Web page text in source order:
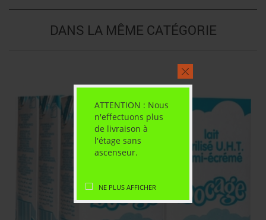
ATTENTION : Nous
n'effectuons plus
de livraison à
l'étage sans
ascenseur.
NE PLUS AFFICHER
DANS LA MÊME CATÉGORIE